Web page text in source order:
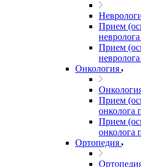
Прием
Прием
Онкология
Прием
онколога
Прием
онколога
Ортопедия